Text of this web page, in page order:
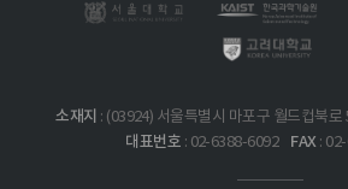
소재지 : (03924) 서울특별시 마포구 월드컵북로
대표번호 : 02-6388-6092 FAX: